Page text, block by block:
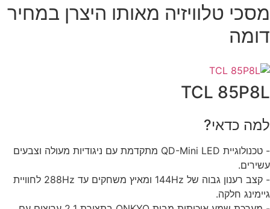
טלוויזיה מאותו היצרן במחיר
TCL
כדאי?
- טכנולוגיית QD-Mini LED מתקדמת עם ניגודיות מעולה וצבעים
- קצב רענון גבוה של 144Hz ומאיץ משחקים עד 288Hz לחוויית
חלקה.